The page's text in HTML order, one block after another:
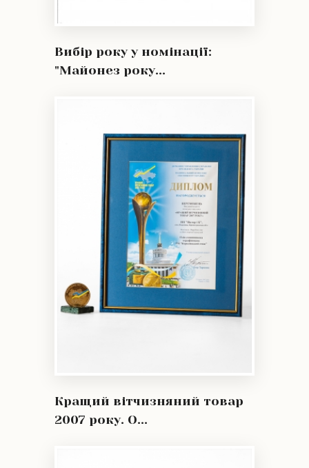
Вибір року у номінації:
"Майонез року...
Кращий вітчизняний товар
2007 року. О...